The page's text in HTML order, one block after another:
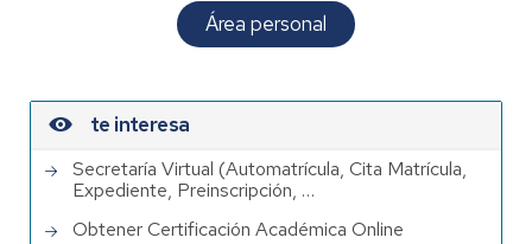
Área personal
te interesa
Secretaría Virtual (Automatrícula, Cita Matrícula,
Expediente, Preinscripción, …
Obtener Certificación Académica Online